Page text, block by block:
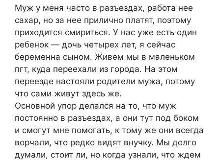
Муж у меня часто в разъездах, работа нее
сахар, но за нее прилично платят, поэтому
приходится смириться. У нас уже есть один
ребенок — дочь четырех лет, я сейчас
беременна сыном. Живем мы в маленьком
пгт, куда переехали из города. На этом
переезде настояли родители мужа, потому
что сами живут здесь же.
Основной упор делался на то, что муж
постоянно в разъездах, а они тут под боком
и смогут мне помогать, к тому же они всегда
ворчали, что редко видят внучку. Мы долго
думали, стоит ли, но когда узнали, что ждем